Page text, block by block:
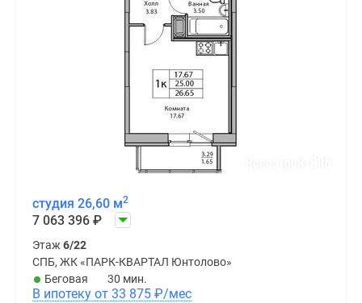
студия 26,60 м2
7 063 396 ₽
Этаж6/22
СПБ, ЖК «ПАРК-КВАРТАЛ Юнтолово»
Беговая
30 мин.
В ипотеку от 33 875 ₽/мес